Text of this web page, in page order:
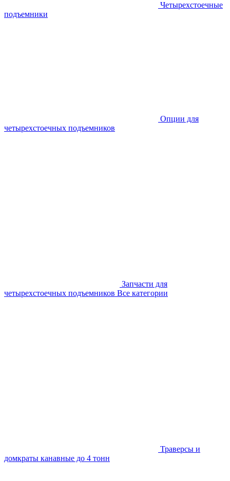
Четырехстоечные
подъемники
Опции для
четырехстоечных подъемников
Запчасти для
четырехстоечных подъемников Все категории
Траверсы и
домкраты канавные до 4 тонн